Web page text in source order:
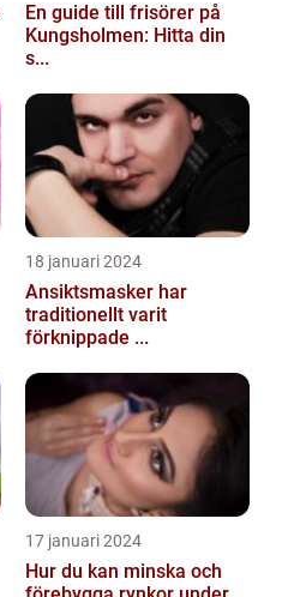
En guide till frisörer på
Kungsholmen: Hitta din
s...
18 januari 2024
Ansiktsmasker har
traditionellt varit
förknippade ...
17 januari 2024
Hur du kan minska och